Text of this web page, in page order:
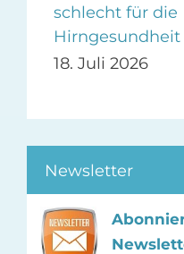
schlecht für die
Hirngesundheit
18. Juli 2026
Newsletter